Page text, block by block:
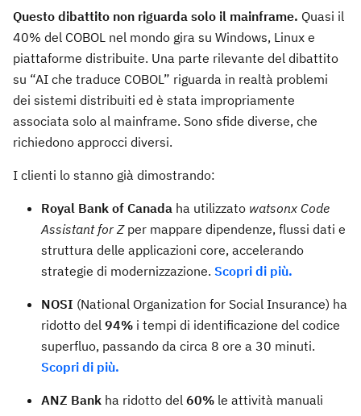
Questo dibattito non riguarda solo il mainframe. Quasi il
40% del COBOL nel mondo gira su Windows, Linux e
piattaforme distribuite. Una parte rilevante del dibattito
su “AI che traduce COBOL” riguarda in realtà problemi
dei sistemi distribuiti ed è stata impropriamente
associata solo al mainframe. Sono sfide diverse, che
richiedono approcci diversi.
I clienti lo stanno già dimostrando:
Royal Bank of Canada ha utilizzato watsonx Code
Assistant for Zper mappare dipendenze, flussi dati e
struttura delle applicazioni core, accelerando
strategie di modernizzazione. Scopri di più.
NOSI (National Organization for Social Insurance) ha
ridotto del 94% i tempi di identificazione del codice
superfluo, passando da circa 8 ore a 30 minuti.
Scopri di più.
ANZ Bank ha ridotto del 60% le attività manuali